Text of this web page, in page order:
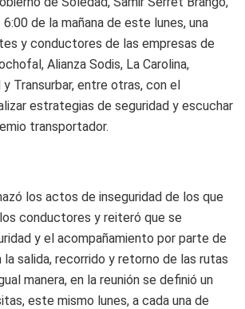
de la mañana de este lunes, una
y conductores de las empresas de
Alianza Sodis, La Carolina,
Transurbar, entre otras, con el
estrategias de seguridad y escuchar
transportador.
los actos de inseguridad de los que
conductores y reiteró que se
y el acompañamiento por parte de
la salida, recorrido y retorno de las rutas
manera, en la reunión se definió un
este mismo lunes, a cada una de